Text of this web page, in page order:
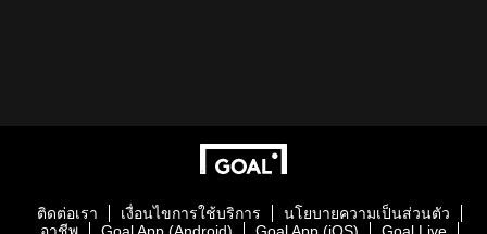
ติดต่อเรา เงื่อนไขการใช้บริการ
นโยบายความเป็นส่วนตัว